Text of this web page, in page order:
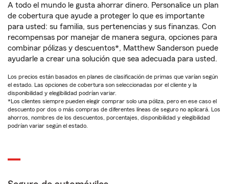
A todo el mundo le gusta ahorrar dinero. Personalice un plan
de cobertura que ayude a proteger lo que es importante
para usted: su familia, sus pertenencias y sus finanzas. Con
recompensas por manejar de manera segura, opciones para
combinar pólizas y descuentos*, Matthew Sanderson puede
ayudarle a crear una solución que sea adecuada para usted.
Los precios están basados en planes de clasificación de primas que varían según
el estado. Las opciones de cobertura son seleccionadas por el cliente y la
disponibilidad y elegibilidad podrían variar.
*Los clientes siempre pueden elegir comprar solo una póliza, pero en ese caso el
descuento por dos o más compras de diferentes líneas de seguro no aplicará. Los
ahorros, nombres de los descuentos, porcentajes, disponibilidad y elegibilidad
podrían variar según el estado.